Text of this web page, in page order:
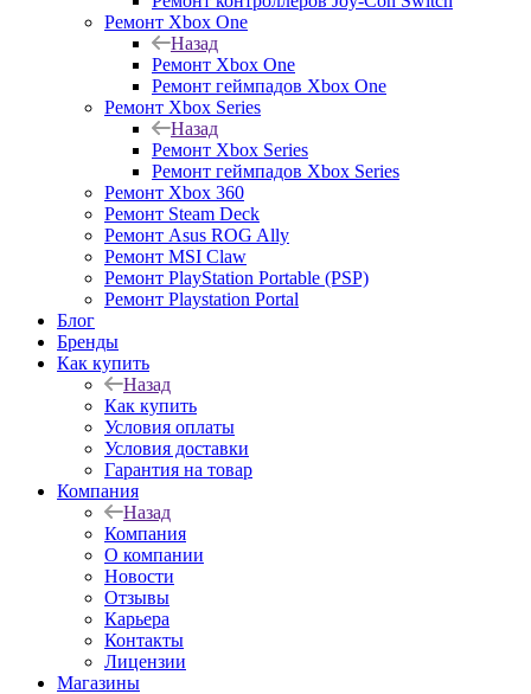
Ремонт Xbox One
Назад
Ремонт Xbox One
Ремонт геймпадов Xbox One
Ремонт Xbox Series
Назад
Ремонт Xbox Series
Ремонт геймпадов Xbox Series
Ремонт Xbox 360
Ремонт Steam Deck
Ремонт Asus ROG Ally
Ремонт MSI Claw
Ремонт PlayStation Portable (PSP)
Ремонт Playstation Portal
Блог
Бренды
Как купить
Назад
Как купить
Условия оплаты
Условия доставки
Гарантия на товар
Компания
Назад
Компания
О компании
Новости
Отзывы
Карьера
Контакты
Лицензии
Магазины